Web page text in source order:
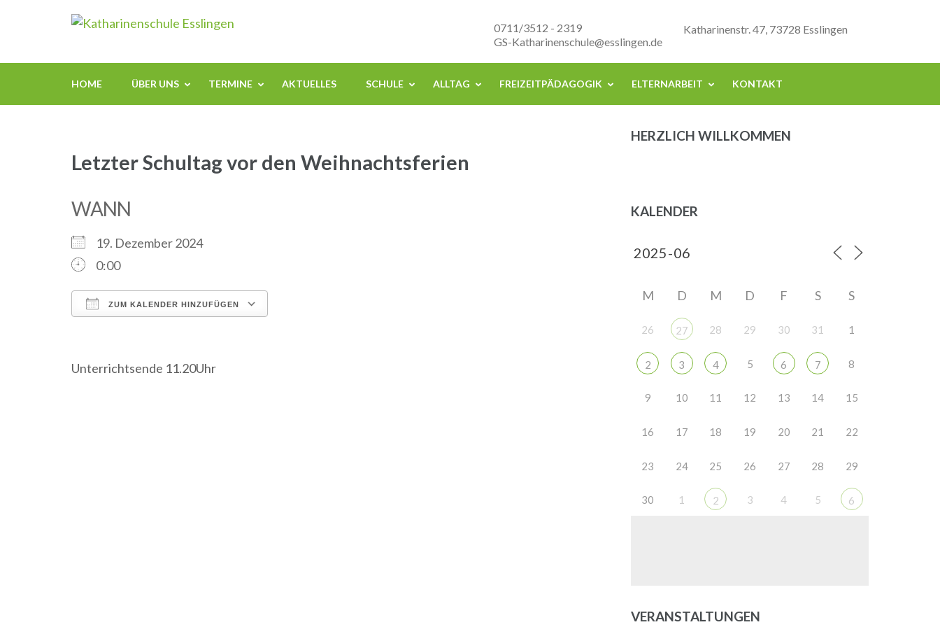
(Enter
Katharinenstr. 47, 73728 Esslingen
0711/3512 - 2319
GS-Katharinenschule@esslingen.de
HOME ÜBER UNS TERMINE AKTUELLES SCHULE ALLTAG FREIZEITPÄDAGOGIK ELTERNARBEIT KONTAKT
Letzter Schultag vor den Weihnachtsferien
WANN
19. Dezember 2024
0:00
ZUM KALENDER HINZUFÜGEN
Unterrichtsende 11.20Uhr
HERZLICH WILLKOMMEN
KALENDER
M D M D F S S
26 27 28 29 30 31 1
2 3 4 5 6 7 8
9 10 11 12 13 14 15
16 17 18 19 20 21 22
23 24 25 26 27 28 29
30 1 2 3 4 5 6
VERANSTALTUNGEN